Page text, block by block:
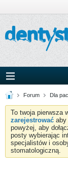
Forum Dla
To twoja pierwsza
zarejestrować aby
powyżej, aby
posty wybierając
specjalistów i
stomatologiczną.